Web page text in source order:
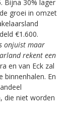
Bijna 30% lager
groei in omzet
€1.600.
onjuist maar
rekent een
en van Eck zal
binnenhalen. En
die niet worden